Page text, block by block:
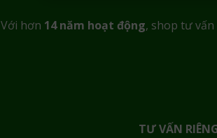
Với hơn 14 năm hoạt động, shop tư
TƯ VẤN